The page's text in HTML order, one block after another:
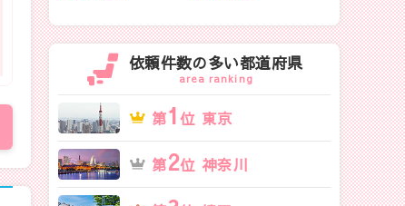
依頼件数の多い都道府県
area ranking
第1位 東京
第2位 神奈川